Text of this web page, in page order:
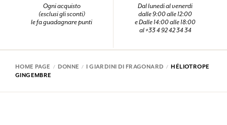
Ogni acquisto
(esclusi gli sconti)
le fa guadagnare punti
Dal lunedi al venerdi
dalle 9:00 alle 12:00
e Dalle 14:00 alle 18:00
al +33 4 92 42 34 34
HOME PAGE DONNE I GIARDINI DI FRAGONARD
HÉLIOTROPE
GINGEMBRE